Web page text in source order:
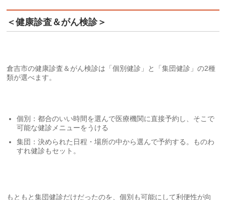
＜健康診査＆がん検診＞
倉吉市の健康診査＆がん検診は「個別健診」と「集団健診」の2種
類が選べます。
個別：都合のいい時間を選んで医療機関に直接予約し、そこで
可能な健診メニューをうける
集団：決められた日程・場所の中から選んで予約する。ものわ
すれ健診もセット。
もともと集団健診だけだったのを、個別も可能にして利便性が向